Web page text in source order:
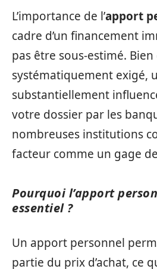
L’importance de l’apport
cadre d’un financement
pas être sous-estimé. Bien
systématiquement exigé,
substantiellement
votre dossier par les
nombreuses institutions
facteur comme un gage
Pourquoi l’apport
essentiel ?
Un apport personnel
partie du prix d’achat, ce